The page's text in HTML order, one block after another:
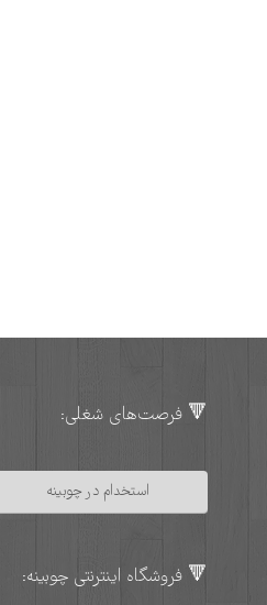
🔻 فرصت‌های شغلی:
استخدام در چوبینه
🔻 فروشگاه اینترنتی چوبینه: